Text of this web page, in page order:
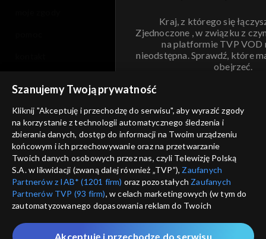
Kraj, z którego się
Zjednoczone , w związku z
na platformie TVP VOD
nieodstępna. Sprawdź, które
obejrzeć.
ANULUJ
informacje o dostawcy usług
Szanujemy Twoją prywatność
Kliknij "Akceptuję i przechodzę do serwisu", aby wyrazić zgody
na korzystanie z technologii automatycznego śledzenia i
zbierania danych, dostęp do informacji na Twoim urządzeniu
końcowym i ich przechowywanie oraz na przetwarzanie
Twoich danych osobowych przez nas, czyli Telewizję Polską
S.A. w likwidacji (zwaną dalej również „TVP”), Zaufanych
Partnerów z IAB* (1201 firm) oraz pozostałych Zaufanych
Partnerów TVP (93 firm), w celach marketingowych (w tym do
zautomatyzowanego dopasowania reklam do Twoich
które wskazujemy poniżej, a także zgody na udostępnianie
Akceptuję i przechodzę do serwisu